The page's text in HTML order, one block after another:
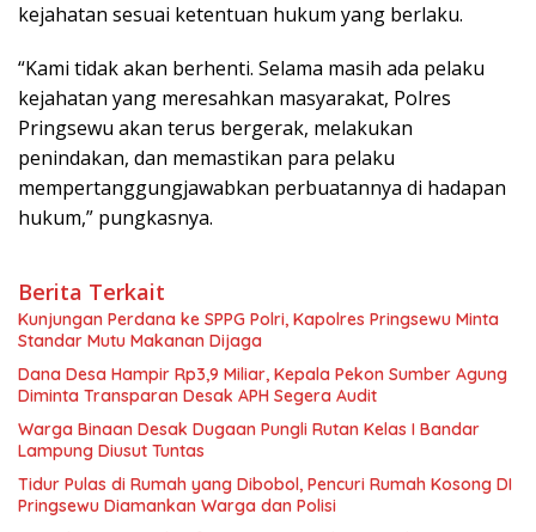
kejahatan sesuai ketentuan hukum yang berlaku.
“Kami tidak akan berhenti. Selama masih ada pelaku
kejahatan yang meresahkan masyarakat, Polres
Pringsewu akan terus bergerak, melakukan
penindakan, dan memastikan para pelaku
mempertanggungjawabkan perbuatannya di hadapan
hukum,” pungkasnya.
Berita Terkait
Kunjungan Perdana ke SPPG Polri, Kapolres Pringsewu Minta
Standar Mutu Makanan Dijaga
Dana Desa Hampir Rp3,9 Miliar, Kepala Pekon Sumber Agung
Diminta Transparan Desak APH Segera Audit
Warga Binaan Desak Dugaan Pungli Rutan Kelas I Bandar
Lampung Diusut Tuntas
Tidur Pulas di Rumah yang Dibobol, Pencuri Rumah Kosong DI
Pringsewu Diamankan Warga dan Polisi